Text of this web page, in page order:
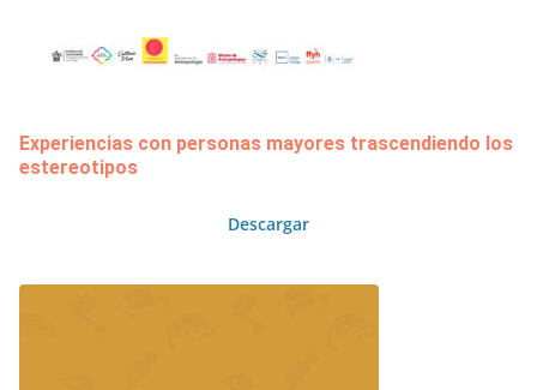
Experiencias con personas mayores trascendiendo los
estereotipos
Descargar